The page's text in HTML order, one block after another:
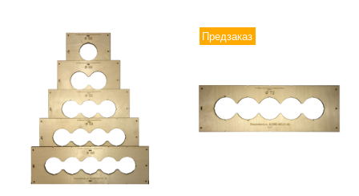
Предзаказ